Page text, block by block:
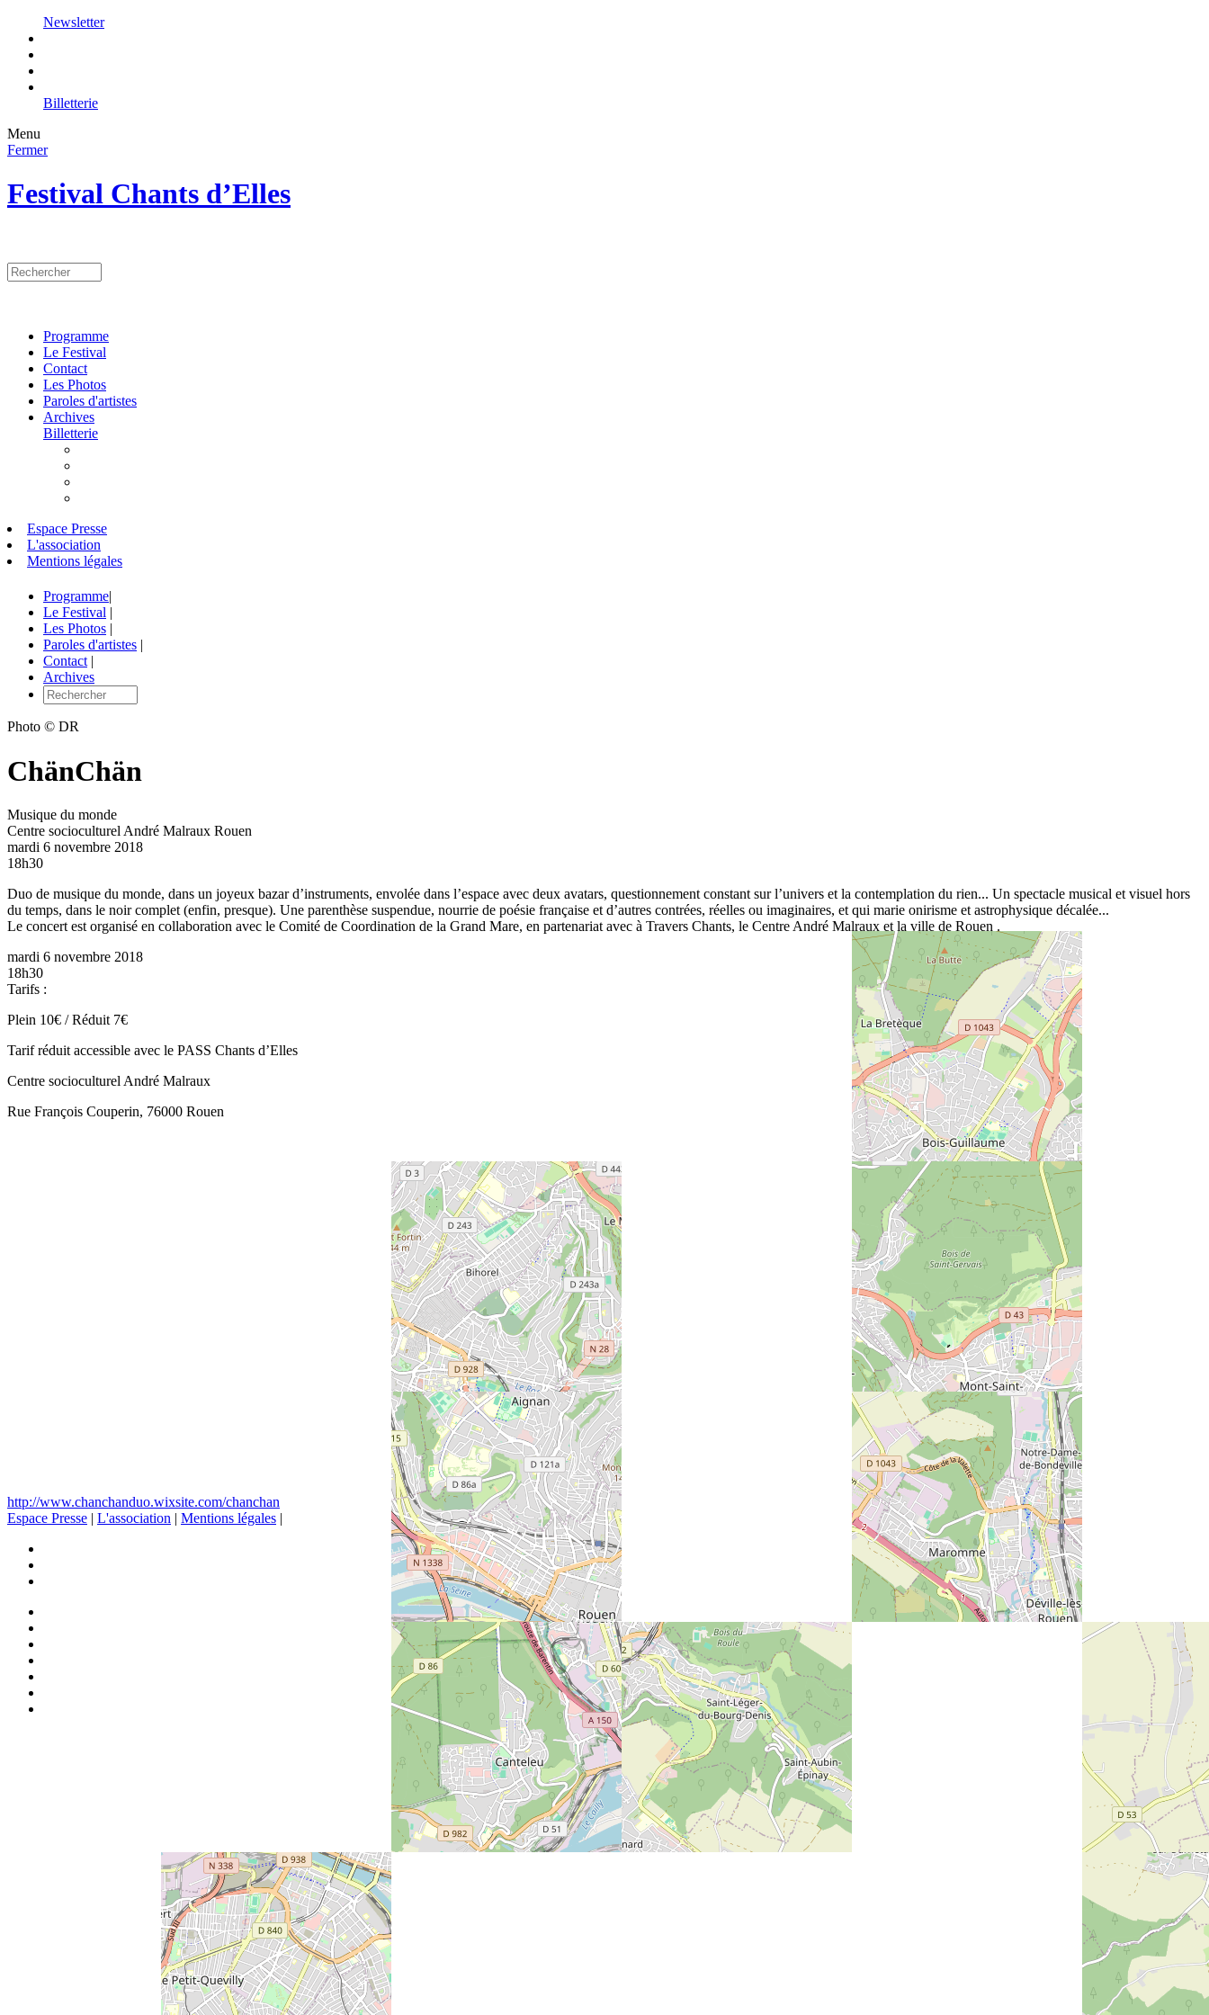
Newsletter
Billetterie
Menu
Fermer
Festival Chants d’Elles
Programme
Le Festival
Contact
Les Photos
Paroles d'artistes
Archives
Billetterie
Espace Presse
L'association
Mentions légales
Programme|
Le Festival |
Les Photos |
Paroles d'artistes |
Contact |
Archives
Photo © DR
ChänChän
Musique du monde
Centre socioculturel André Malraux Rouen
mardi 6 novembre 2018
18h30
Duo de musique du monde, dans un joyeux bazar d’instruments, envolée dans l’espace avec deux avatars, questionnement constant sur l’univers et la contemplation du rien... Un spectacle musical et visuel hors
du temps, dans le noir complet (enfin, presque). Une parenthèse suspendue, nourrie de poésie française et d’autres contrées, réelles ou imaginaires, et qui marie onirisme et astrophysique décalée...
Le concert est organisé en collaboration avec le Comité de Coordination de la Grand Mare, en partenariat avec à Travers Chants, le Centre André Malraux et la ville de Rouen .
mardi 6 novembre 2018
18h30
Tarifs :
Plein 10€ / Réduit 7€
Tarif réduit accessible avec le PASS Chants d’Elles
Centre socioculturel André Malraux
Rue François Couperin, 76000 Rouen
http://www.chanchanduo.wixsite.com/chanchan
Espace Presse | L'association | Mentions légales |